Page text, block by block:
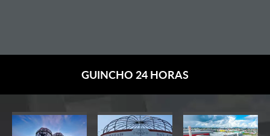
GUINCHO 24 HORAS